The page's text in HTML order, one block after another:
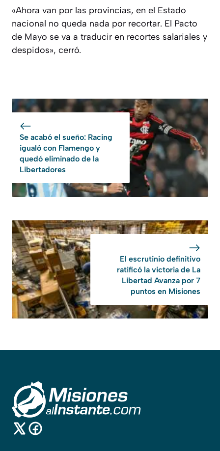
«Ahora van por las provincias, en el Estado
nacional no queda nada por recortar. El Pacto
de Mayo se va a traducir en recortes salariales y
despidos», cerró.
Se acabó el sueño: Racing
igualó con Flamengo y
quedó eliminado de la
Libertadores
El escrutinio definitivo
ratificó la victoria de La
Libertad Avanza por 7
puntos en Misiones